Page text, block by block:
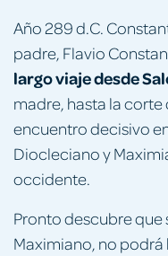
Año 289 d.C.
padre, Flavio
largo viaje desde
madre, hasta la corte
encuentro decisivo
Diocleciano y
occidente.
Pronto descubre que
Maximiano, no